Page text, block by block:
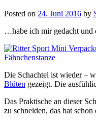
Posted on 24. Juni 2016 by
…habe ich mir gedacht
Die Schachtel ist wieder –
Blüten gezeigt. Die
Das Praktische an dieser
zu schneiden, das hat